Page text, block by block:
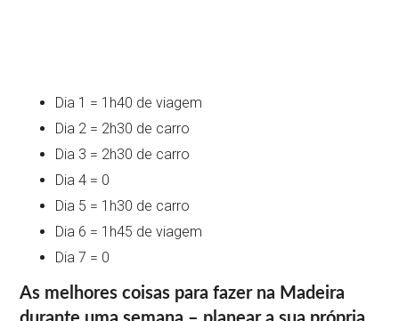
Dia 1 = 1h40 de viagem
Dia 2 = 2h30 de carro
Dia 3 = 2h30 de carro
Dia 4 = 0
Dia 5 = 1h30 de carro
Dia 6 = 1h45 de viagem
Dia 7 = 0
As melhores coisas para fazer na Madeira